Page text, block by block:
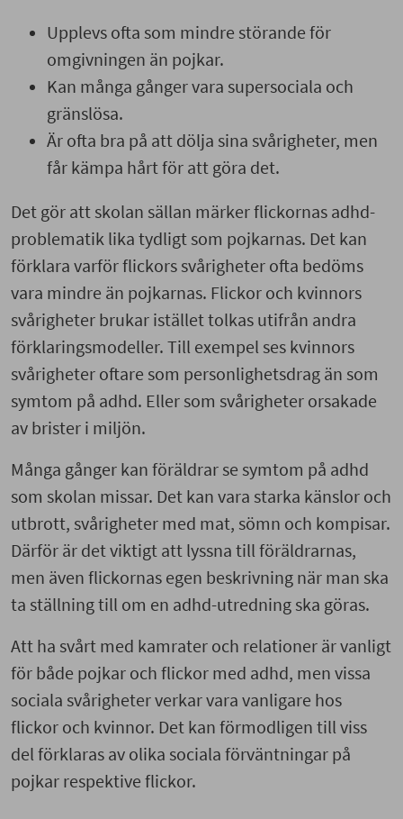
Upplevs ofta som mindre störande för
omgivningen än pojkar.
Kan många gånger vara supersociala och
gränslösa.
Är ofta bra på att dölja sina svårigheter, men
får kämpa hårt för att göra det.
Det gör att skolan sällan märker flickornas adhd-
problematik lika tydligt som pojkarnas. Det kan
förklara varför flickors svårigheter ofta bedöms
vara mindre än pojkarnas. Flickor och kvinnors
svårigheter brukar istället tolkas utifrån andra
förklaringsmodeller. Till exempel ses kvinnors
svårigheter oftare som personlighetsdrag än som
symtom på adhd. Eller som svårigheter orsakade
av brister i miljön.
Många gånger kan föräldrar se symtom på adhd
som skolan missar. Det kan vara starka känslor och
utbrott, svårigheter med mat, sömn och kompisar.
Därför är det viktigt att lyssna till föräldrarnas,
men även flickornas egen beskrivning när man ska
ta ställning till om en adhd-utredning ska göras.
Att ha svårt med kamrater och relationer är vanligt
för både pojkar och flickor med adhd, men vissa
sociala svårigheter verkar vara vanligare hos
flickor och kvinnor. Det kan förmodligen till viss
del förklaras av olika sociala förväntningar på
pojkar respektive flickor.